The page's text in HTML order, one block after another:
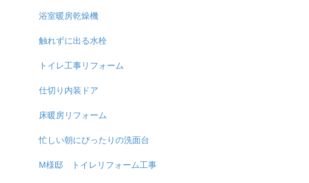
浴室暖房乾燥機
触れずに出る水栓
トイレ工事リフォーム
仕切り内装ドア
床暖房リフォーム
忙しい朝にぴったりの洗面台
M様邸 トイレリフォーム工事